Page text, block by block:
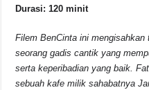
Durasi: 120 minit
Filem BenCinta ini mengisahkan
seorang gadis cantik yang
serta keperibadian yang baik.
sebuah kafe milik sahabatnya